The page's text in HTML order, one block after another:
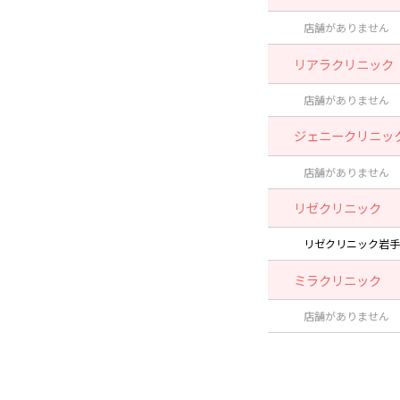
店舗がありません
リアラクリニック
店舗がありません
ジェニークリニッ
店舗がありません
リゼクリニック
リゼクリニック岩
ミラクリニック
店舗がありません